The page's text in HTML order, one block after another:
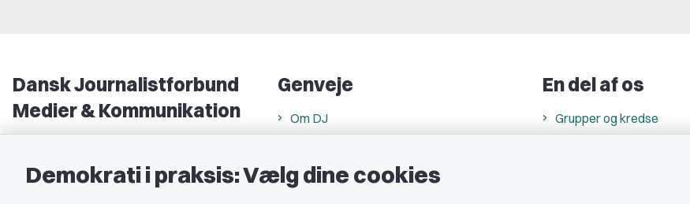
Dansk Journalistforbund
Medier & Kommunikation
Genveje
Om DJ
Find freelancer
En del af os
Grupper og kredse
Demokrati i praksis: Vælg dine cookies